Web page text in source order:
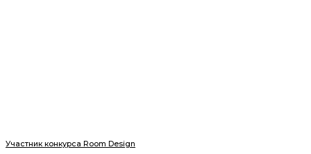
Участник конкурса Room Design